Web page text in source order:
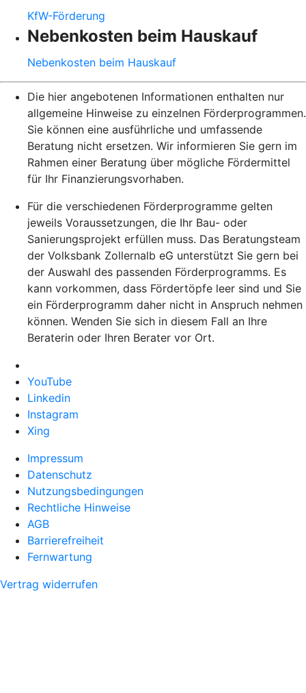
KfW-Förderung
Nebenkosten beim Hauskauf
Nebenkosten beim Hauskauf
Die hier angebotenen Informationen enthalten nur
allgemeine Hinweise zu einzelnen Förderprogrammen.
Sie können eine ausführliche und umfassende
Beratung nicht ersetzen. Wir informieren Sie gern im
Rahmen einer Beratung über mögliche Fördermittel
für Ihr Finanzierungsvorhaben.
Für die verschiedenen Förderprogramme gelten
jeweils Voraussetzungen, die Ihr Bau- oder
Sanierungsprojekt erfüllen muss. Das Beratungsteam
der Volksbank Zollernalb eG unterstützt Sie gern bei
der Auswahl des passenden Förderprogramms. Es
kann vorkommen, dass Fördertöpfe leer sind und Sie
ein Förderprogramm daher nicht in Anspruch nehmen
können. Wenden Sie sich in diesem Fall an Ihre
Beraterin oder Ihren Berater vor Ort.
YouTube
Linkedin
Instagram
Xing
Impressum
Datenschutz
Nutzungsbedingungen
Rechtliche Hinweise
AGB
Barrierefreiheit
Fernwartung
Vertrag widerrufen